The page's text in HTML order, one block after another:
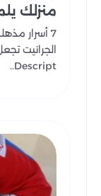
منزلك
7 أسرار
Descript..